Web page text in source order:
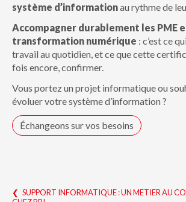
système d’informationau rythme de
Accompagner durablement les PME
transformation numérique : c’est ce
travail au quotidien, et ce que cette
fois encore, confirmer.
Vous portez un projet informatique ou
évoluer votre système d’information ?
Échangeons sur vos besoins
NAVIGATION
SUPPORT INFORMATIQUE : UN METIER AU